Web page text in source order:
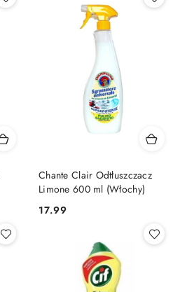
Chante Clair Odtłuszczacz
Limone 600 ml (Włochy)
Cena:
17.99